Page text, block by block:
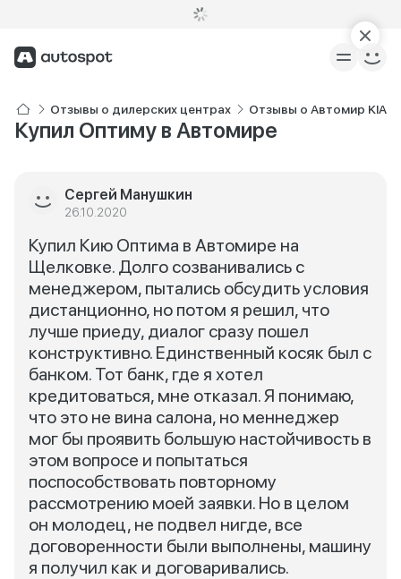
Отзывы о дилерских центрах Отзывы о Автомир KIA
Купил Оптиму в Автомире
Сергей Манушкин
26.10.2020
Купил Кию Оптима в Автомире на
Щелковке. Долго созванивались с
менеджером, пытались обсудить условия
дистанционно, но потом я решил, что
лучше приеду, диалог сразу пошел
конструктивно. Единственный косяк был с
банком. Тот банк, где я хотел
кредитоваться, мне отказал. Я понимаю,
что это не вина салона, но меннеджер
мог бы проявить большую настойчивость в
этом вопросе и попытаться
поспособствовать повторному
рассмотрению моей заявки. Но в целом
он молодец, не подвел нигде, все
договоренности были выполнены, машину
я получил как и договаривались.